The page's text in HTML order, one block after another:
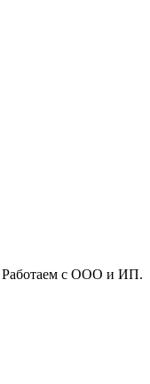
Работаем с ООО и ИП.